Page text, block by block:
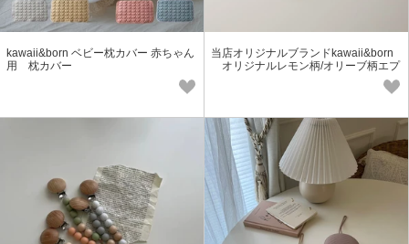
kawaii&born ベビー枕カバー 赤ちゃん
用 枕カバー
当店オリジナルブランドkawaii&born
オリジナルレモン柄/オリーブ柄エプ